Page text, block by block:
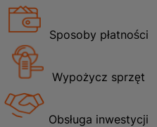
Sposoby płatności
Wypożycz sprzęt
Obsługa inwestycji